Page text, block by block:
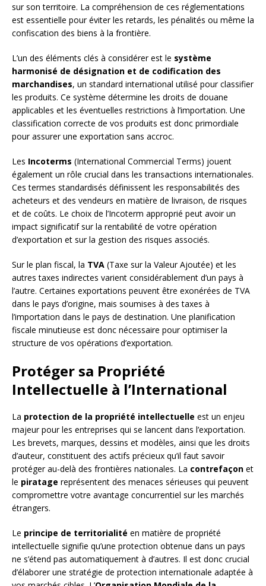
sur son territoire. La compréhension de ces réglementations
est essentielle pour éviter les retards, les pénalités ou même la
confiscation des biens à la frontière.
L’un des éléments clés à considérer est le système
harmonisé de désignation et de codification des
marchandises, un standard international utilisé pour classifier
les produits. Ce système détermine les droits de douane
applicables et les éventuelles restrictions à l’importation. Une
classification correcte de vos produits est donc primordiale
pour assurer une exportation sans accroc.
Les Incoterms (International Commercial Terms) jouent
également un rôle crucial dans les transactions internationales.
Ces termes standardisés définissent les responsabilités des
acheteurs et des vendeurs en matière de livraison, de risques
et de coûts. Le choix de l’Incoterm approprié peut avoir un
impact significatif sur la rentabilité de votre opération
d’exportation et sur la gestion des risques associés.
Sur le plan fiscal, la TVA (Taxe sur la Valeur Ajoutée) et les
autres taxes indirectes varient considérablement d’un pays à
l’autre. Certaines exportations peuvent être exonérées de TVA
dans le pays d’origine, mais soumises à des taxes à
l’importation dans le pays de destination. Une planification
fiscale minutieuse est donc nécessaire pour optimiser la
structure de vos opérations d’exportation.
Protéger sa Propriété
Intellectuelle à l’International
La protection de la propriété intellectuelle est un enjeu
majeur pour les entreprises qui se lancent dans l’exportation.
Les brevets, marques, dessins et modèles, ainsi que les droits
d’auteur, constituent des actifs précieux qu’il faut savoir
protéger au-delà des frontières nationales. La contrefaçon et
le piratage représentent des menaces sérieuses qui peuvent
compromettre votre avantage concurrentiel sur les marchés
étrangers.
Le principe de territorialité en matière de propriété
intellectuelle signifie qu’une protection obtenue dans un pays
ne s’étend pas automatiquement à d’autres. Il est donc crucial
d’élaborer une stratégie de protection internationale adaptée à